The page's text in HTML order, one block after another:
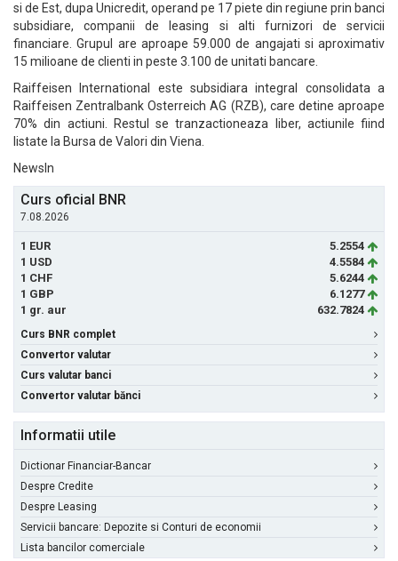
si de Est, dupa Unicredit, operand pe 17 piete din regiune prin banci
subsidiare, companii de leasing si alti furnizori de servicii
financiare. Grupul are aproape 59.000 de angajati si aproximativ
15 milioane de clienti in peste 3.100 de unitati bancare.
Raiffeisen International este subsidiara integral consolidata a
Raiffeisen Zentralbank Osterreich AG (RZB), care detine aproape
70% din actiuni. Restul se tranzactioneaza liber, actiunile fiind
listate la Bursa de Valori din Viena.
NewsIn
Curs oficial BNR
7.08.2026
1 EUR
5.2554
1 USD
4.5584
1 CHF
5.6244
1 GBP
6.1277
1 gr. aur
632.7824
Curs BNR complet
Convertor valutar
Curs valutar banci
Convertor valutar bănci
Informatii utile
Dictionar Financiar-Bancar
Despre Credite
Despre Leasing
Servicii bancare: Depozite si Conturi de economii
Lista bancilor comerciale